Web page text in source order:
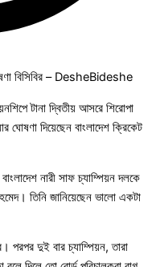
টানা দ্বিতীয় আসরে শিরোপা
ঘোষণা দিয়েছেন বাংলাদেশ ক্রিকেট
নারী সাফ চ্যাম্পিয়ন দলকে
তিনি জানিয়েছেন ভালো একটা
পরপর দুই বার চ্যাম্পিয়ন, তারা